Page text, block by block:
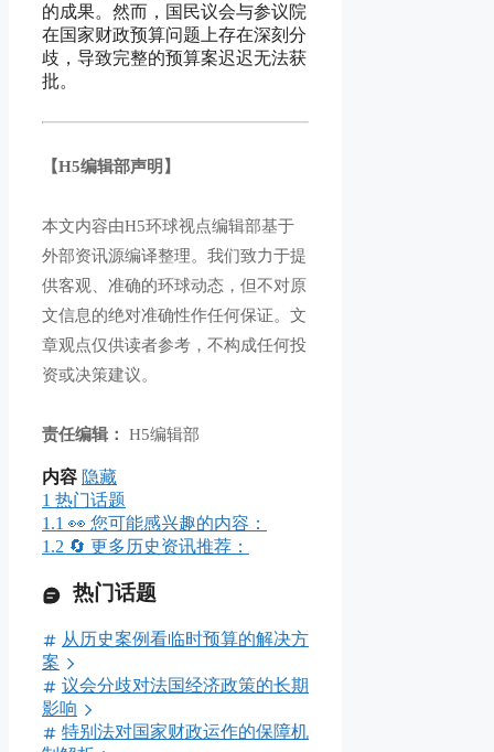
的成果。然而，国民议会与参议院
在国家财政预算问题上存在深刻分
歧，导致完整的预算案迟迟无法获
批。
【H5编辑部声明】
本文内容由H5环球视点编辑部基于
外部资讯源编译整理。我们致力于提
供客观、准确的环球动态，但不对原
文信息的绝对准确性作任何保证。文
章观点仅供读者参考，不构成任何投
资或决策建议。
责任编辑： H5编辑部
内容 隐藏
1 热门话题
1.1 👀 您可能感兴趣的内容：
1.2 🔄 更多历史资讯推荐：
热门话题
从历史案例看临时预算的解决方
案
议会分歧对法国经济政策的长期
影响
特别法对国家财政运作的保障机